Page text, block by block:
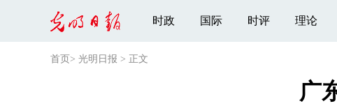
时政 国际 时评 理论
首页 > 光明日报 > 正文
广